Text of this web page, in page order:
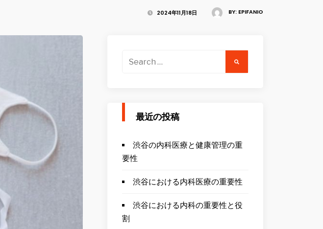
BY: EPIFANIO
2024年11月18日
Search
最近の投稿
渋谷の内科医療と健康管理の重
要性
渋谷における内科医療の重要性
渋谷における内科の重要性と役
割